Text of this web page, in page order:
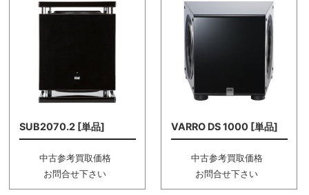
SUB2070.2 [単品]
中古参考買取価格
お問合せ下さい
VARRO DS 1000 [単品]
中古参考買取価格
お問合せ下さい